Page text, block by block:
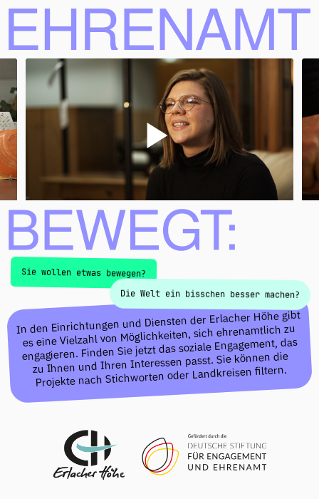
Ehrenamt bewegt
Sie wollen etwas bewegen?
Die Welt ein bisschen besser machen?
In den Einrichtungen und Diensten der Erlacher Höhe gibt
es eine Vielzahl von Möglichkeiten, sich ehrenamtlich zu
engagieren. Finden Sie jetzt das soziale Engagement, das
zu Ihnen und Ihren Interessen passt. Sie können die
Projekte nach Stichworten oder Landkreisen filtern.